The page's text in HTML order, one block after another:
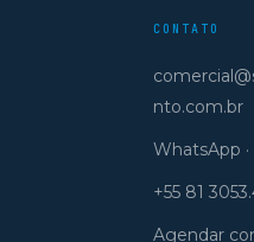
CONTATO
nto.com.br
WhatsApp ·
+55 81
Agendar